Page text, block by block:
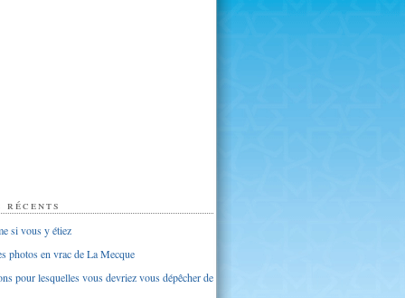
si vous y étiez
photos en vrac de La Mecque
pour lesquelles vous devriez vous dépêcher de